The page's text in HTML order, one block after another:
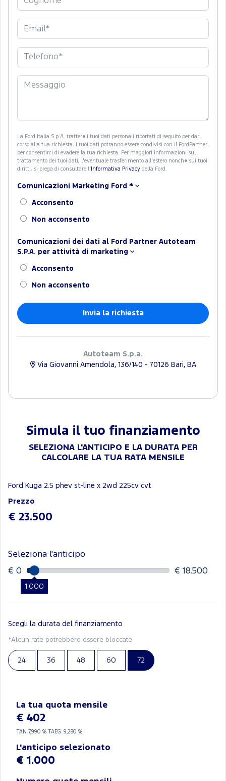
La Ford Italia S.p.A. tratter� i tuoi dati personali riportati di seguito per dar
corso alla tua richiesta. I tuoi dati potranno essere condivisi con il FordPartner
per consentirci di evadere la tua richiesta. Per maggiori informazioni sul
trattamento dei tuoi dati, l'eventuale trasferimento all'estero nonch� sui tuoi
diritti, si prega di consultare l' Informativa Privacy della Ford.
Comunicazioni Marketing Ford *
Acconsento
Non acconsento
Comunicazioni dei dati al Ford Partner Autoteam
S.P.A. per attività di marketing
Acconsento
Non acconsento
Autoteam S.p.a.
Via Giovanni Amendola, 136/140 - 70126 Bari, BA
Simula il tuo finanziamento
SELEZIONA L'ANTICIPO E LA DURATA PER
CALCOLARE LA TUA RATA MENSILE
Ford Kuga 2.5 phev st-line x 2wd 225cv cvt
Prezzo
€ 23.500
Seleziona l'anticipo
€ 0
1.000
€ 18.500
Scegli la durata del finanziamento
*Alcun rate potrebbero essere bloccate
24 36 48 60 72
La tua quota mensile
€ 402
TAN 7,990 % TAEG. 9,280 %
L'anticipo selezionato
€ 1.000